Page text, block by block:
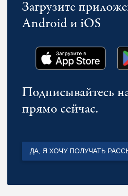
Загрузите
Android и iOS
Подписывайтесь
прямо сейчас.
ДА, Я ХОЧУ ПОЛУЧАТЬ